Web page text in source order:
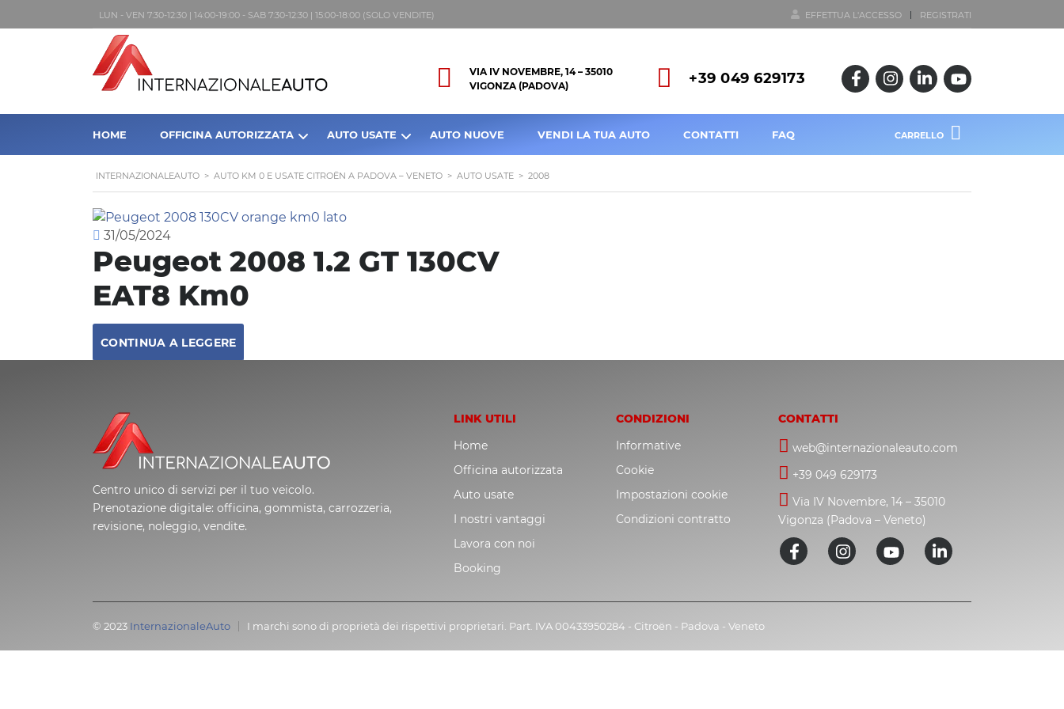
EFFETTUA L'ACCESSO REGISTRATI
LUN - VEN 7:30-12:30 | 14:00-19:00 - SAB 7:30-12:30 | 15:00-18:00 (SOLO VENDITE)
+39 049 629173
VIA IV NOVEMBRE, 14 – 35010
VIGONZA (PADOVA)
CARRELLO
HOME OFFICINA AUTORIZZATA AUTO USATE AUTO NUOVE VENDI LA TUA AUTO CONTATTI FAQ
INTERNAZIONALEAUTO > AUTO KM 0 E USATE CITROËN A PADOVA – VENETO > AUTO USATE > 2008
31/05/2024
Peugeot 2008 1.2 GT 130CV
EAT8 Km0
CONTINUA A LEGGERE
Centro unico di servizi per il tuo veicolo.
Prenotazione digitale: officina, gommista, carrozzeria,
revisione, noleggio, vendite.
LINK UTILI
Home
Officina autorizzata
Auto usate
I nostri vantaggi
Lavora con noi
Booking
CONDIZIONI
Informative
Cookie
Impostazioni cookie
Condizioni contratto
CONTATTI
web@internazionaleauto.com
+39 049 629173
Via IV Novembre, 14 – 35010
Vigonza (Padova – Veneto)
© 2023 InternazionaleAuto I marchi sono di proprietà dei rispettivi proprietari. Part. IVA 00433950284 - Citroën - Padova - Veneto